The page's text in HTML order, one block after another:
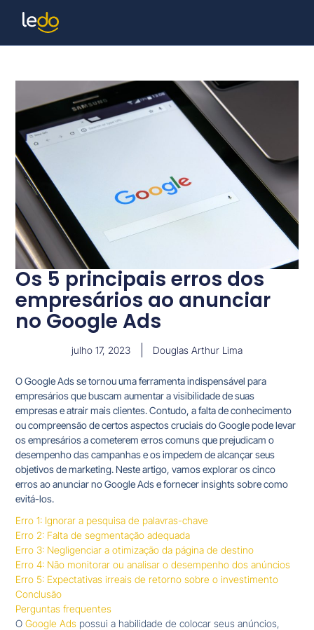
Os 5 principais erros dos
empresários ao anunciar
no Google Ads
julho 17, 2023 Douglas Arthur Lima
O Google Ads se tornou uma ferramenta indispensável para
empresários que buscam aumentar a visibilidade de suas
empresas e atrair mais clientes. Contudo, a falta de conhecimento
ou compreensão de certos aspectos cruciais do Google pode levar
os empresários a cometerem erros comuns que prejudicam o
desempenho das campanhas e os impedem de alcançar seus
objetivos de marketing. Neste artigo, vamos explorar os cinco
erros ao anunciar no Google Ads e fornecer insights sobre como
evitá-los.
Erro 1: Ignorar a pesquisa de palavras-chave
Erro 2: Falta de segmentação adequada
Erro 3: Negligenciar a otimização da página de destino
Erro 4: Não monitorar ou analisar o desempenho dos anúncios
Erro 5: Expectativas irreais de retorno sobre o investimento
Conclusão
Perguntas frequentes
OGoogle Ads possui a habilidade de colocar seus anúncios,